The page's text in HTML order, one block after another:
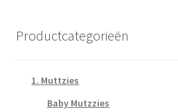
Productcategorieën
1. Muttzies
Baby Mutzzies